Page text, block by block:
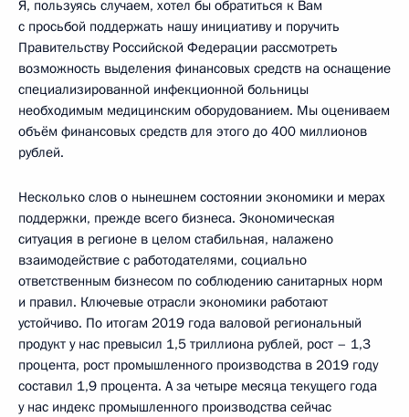
Я, пользуясь случаем, хотел бы обратиться к Вам
с просьбой поддержать нашу инициативу и поручить
Правительству Российской Федерации рассмотреть
возможность выделения финансовых средств на оснащение
специализированной инфекционной больницы
необходимым медицинским оборудованием. Мы оцениваем
объём финансовых средств для этого до 400 миллионов
рублей.
Несколько слов о нынешнем состоянии экономики и мерах
поддержки, прежде всего бизнеса. Экономическая
ситуация в регионе в целом стабильная, налажено
взаимодействие с работодателями, социально
ответственным бизнесом по соблюдению санитарных норм
и правил. Ключевые отрасли экономики работают
устойчиво. По итогам 2019 года валовой региональный
продукт у нас превысил 1,5 триллиона рублей, рост – 1,3
процента, рост промышленного производства в 2019 году
составил 1,9 процента. А за четыре месяца текущего года
у нас индекс промышленного производства сейчас